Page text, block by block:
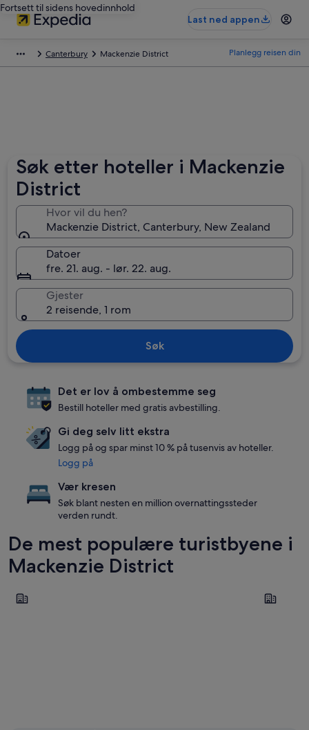
Fortsett til sidens hovedinnhold
Last ned appen
Canterbury Mackenzie District Planlegg reisen din
Søk etter hoteller i Mackenzie
District
Hvor vil du hen?
Mackenzie District, Canterbury, New Zealand
Datoer
fre. 21. aug. - lør. 22. aug.
Gjester
2 reisende, 1 rom
Søk
Det er lov å ombestemme seg
Bestill hoteller med gratis avbestilling.
Gi deg selv litt ekstra
Logg på og spar minst 10 % på tusenvis av hoteller.
Logg på
Vær kresen
Søk blant nesten en million overnattingssteder
verden rundt.
De mest populære turistbyene i
Mackenzie District
Lake Tekapo Twizel